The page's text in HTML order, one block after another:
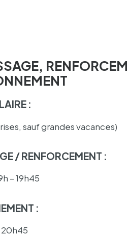
:
sauf grandes vacances)
/ RENFOR­CE­MENT :
– 19h45
:
20h45